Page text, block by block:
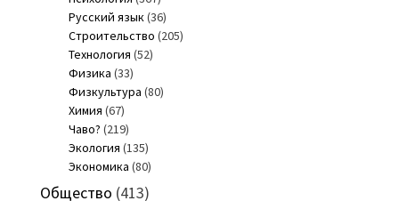
Русский язык(36)
Строительство (205)
Технология (52)
Физика (33)
Физкультура (80)
Химия (67)
Чаво? (219)
Экология (135)
Экономика (80)
Общество (413)